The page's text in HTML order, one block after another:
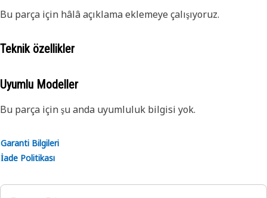
Bu parça için hâlâ açıklama eklemeye çalışıyoruz.
Teknik özellikler
Uyumlu Modeller
Bu parça için şu anda uyumluluk bilgisi yok.
Garanti Bilgileri
İade Politikası